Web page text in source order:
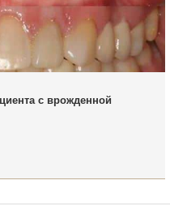
с врожденной